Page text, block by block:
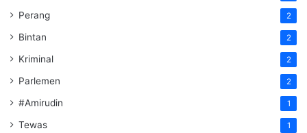
Perang 2
Bintan 2
Kriminal 2
Parlemen 2
#Amirudin 1
Tewas 1